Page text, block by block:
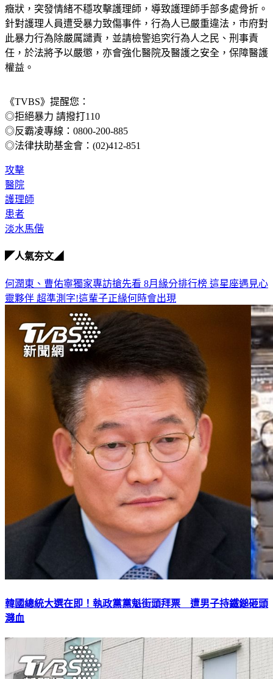
癥狀，突發情緒不穩攻擊護理師，導致護理師手部多處骨折。
針對護理人員遭受暴力致傷事件，行為人已嚴重違法，市府對
此暴力行為除嚴厲譴責，並請檢警追究行為人之民、刑事責
任，於法將予以嚴懲，亦會強化醫院及醫護之安全，保障醫護
權益。
《TVBS》提醒您：
◎拒絕暴力 請撥打110
◎反霸凌專線：0800-200-885
◎法律扶助基金會：(02)412-851
攻擊
醫院
護理師
患者
淡水馬偕
◤人氣夯文◢
何潤東、曹佑寧獨家專訪搶先看 8月緣分排行榜 這星座遇見心
靈夥伴 超準測字!這輩子正緣何時會出現
韓國總統大選在即！執政黨黨魁街頭拜票 遭男子持鐵鎚砸頭
濺血